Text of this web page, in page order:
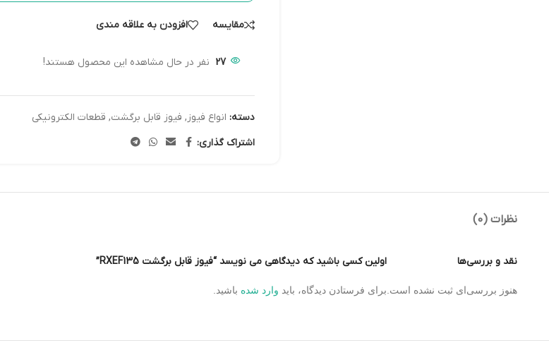
ماژول های مولد پالس
مقایسه افزودن به علاقه مندی
27 نفر در حال مشاهده این محصول هستند!
دسته: انواع فیوز, فیوز قابل برگشت, قطعات الکترونیکی
اشتراک گذاری:
نظرات (0)
نقد و بررسی‌ها
هنوز بررسی‌ای ثبت نشده است.
اولین کسی باشید که دیدگاهی می نویسد “فیوز قابل برگشت RXEF135”
برای فرستادن دیدگاه، باید وارد شده باشید.